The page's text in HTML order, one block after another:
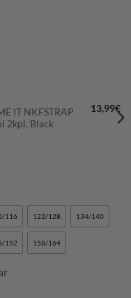
IT NKFSTRAP
2kpl, Black
13,99€
116 122/128 134/140
152 158/164